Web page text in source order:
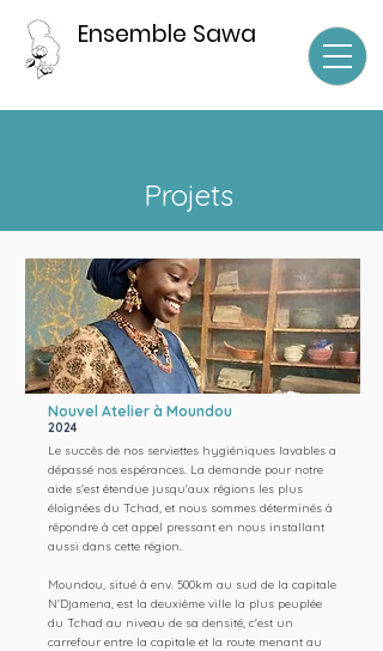
Ensemble Sawa
Projets
Nouvel Atelier à Moundou
2024
Le succès de nos serviettes hygiéniques lavables a
dépassé nos espérances. La demande pour notre
aide s'est étendue jusqu'aux régions les plus
éloignées du Tchad, et nous sommes déterminés à
répondre à cet appel pressant en nous installant
aussi dans cette région.
Moundou, situé à env. 500km au sud de la capitale
N'Djamena, est la deuxième ville la plus peuplée
du Tchad au niveau de sa densité, c'est un
carrefour entre la capitale et la route menant au